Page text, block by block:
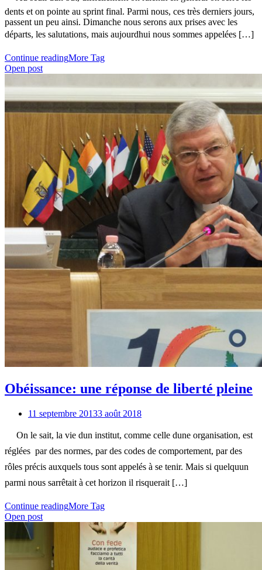
dents et on pointe au sprint final. Parmi nous, ces très derniers jours,
passent un peu ainsi. Dimanche nous serons aux prises avec les
départs, les salutations, mais aujourdhui nous sommes appelées […]
Continue readingMore Tag
Open post
Obéissance: une réponse de liberté pleine
11 septembre 20133 août 2018
On le sait, la vie dun institut, comme celle dune organisation, est
réglées  par des normes, par des codes de comportement, par des
rôles précis auxquels tous sont appelés à se tenir. Mais si quelquun
parmi nous sarrêtait à cet horizon il risquerait […]
Continue readingMore Tag
Open post